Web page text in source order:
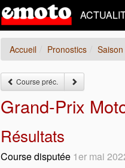
Accueil Pronostics Saison
Course préc.
Grand-Prix
Résultats
Course disputée 1er mai